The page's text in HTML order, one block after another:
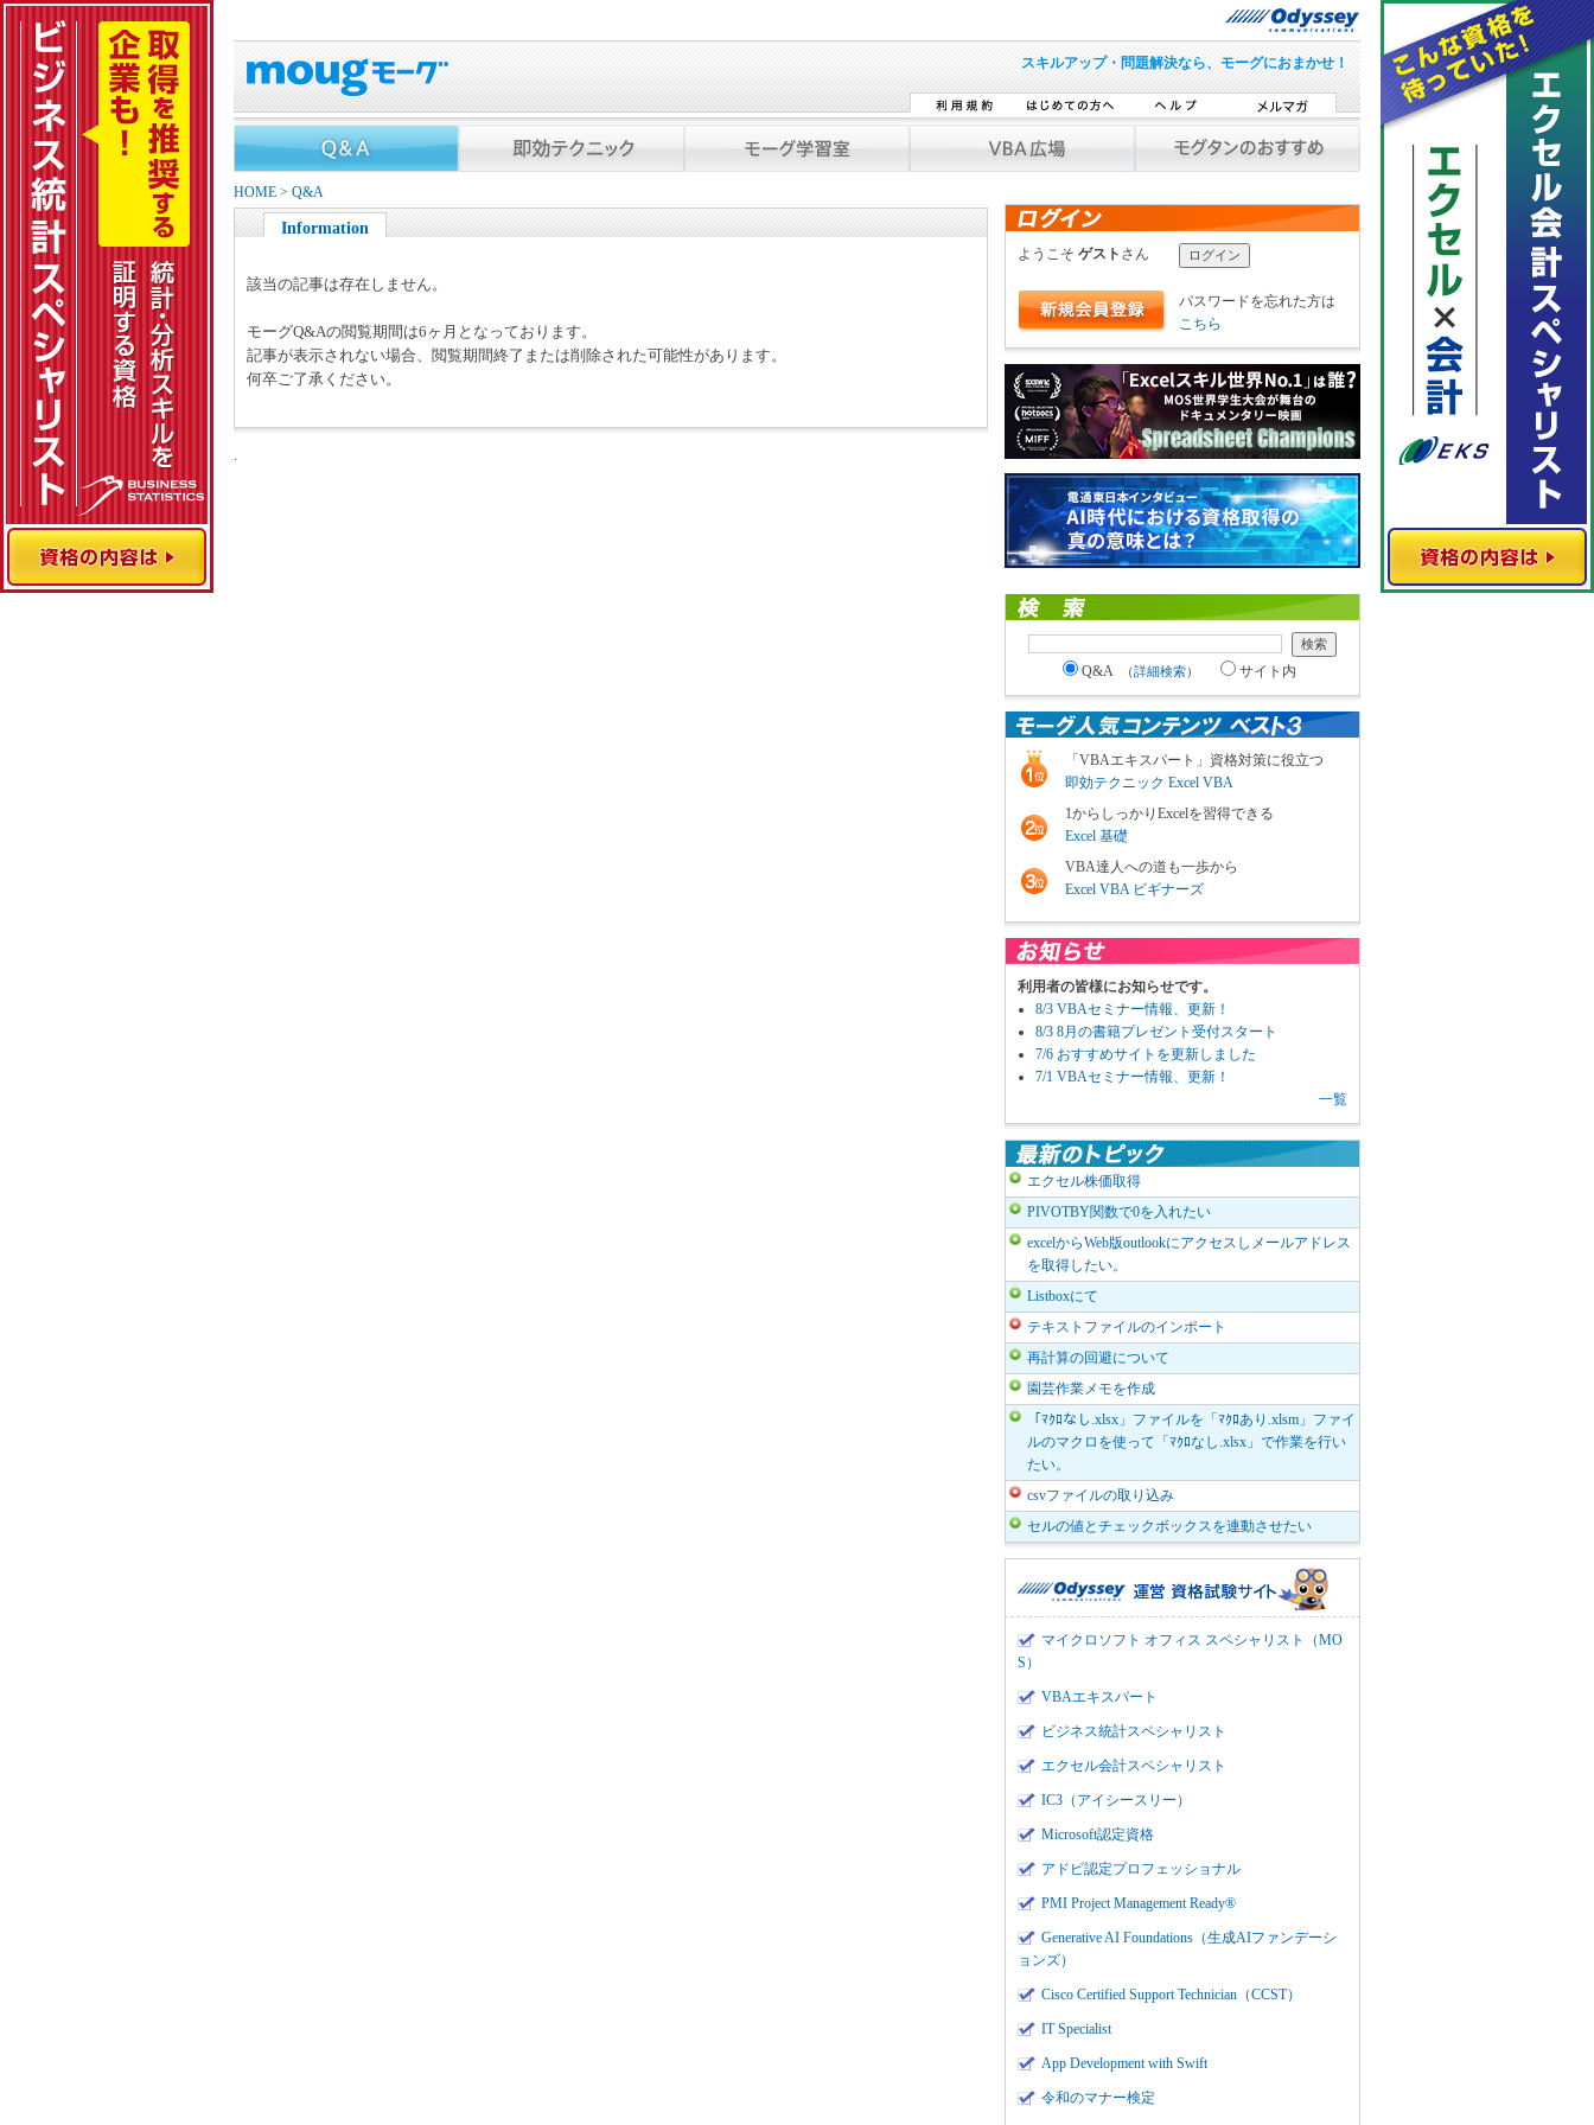
スキルアップ・問題解決なら、モーグにおまかせ！
HOME > Q&A
Information
該当の記事は存在しません。
モーグQ&Aの閲覧期間は6ヶ月となっております。
記事が表示されない場合、閲覧期間終了または削除された可能性があります。
何卒ご了承ください。
ようこそ ゲスト さん
パスワードを忘れた方は
こちら
Q&A （詳細検索） サイト内
「VBAエキスパート」資格対策に役立つ
即効テクニック Excel VBA
1からしっかりExcelを習得できる
Excel 基礎
VBA達人への道も一歩から
Excel VBA ビギナーズ
利用者の皆様にお知らせです。
8/3 VBAセミナー情報、更新！
8/3 8月の書籍プレゼント受付スタート
7/6 おすすめサイトを更新しました
7/1 VBAセミナー情報、更新！
一覧
エクセル株価取得
PIVOTBY関数で0を入れたい
excelからWeb版outlookにアクセスしメールアドレス
を取得したい。
Listboxにて
テキストファイルのインポート
再計算の回避について
園芸作業メモを作成
「ﾏｸﾛなし.xlsx」ファイルを「ﾏｸﾛあり.xlsm」ファイ
ルのマクロを使って「ﾏｸﾛなし.xlsx」で作業を行い
たい。
csvファイルの取り込み
セルの値とチェックボックスを連動させたい
マイクロソフト オフィス スペシャリスト（MO
S）
VBAエキスパート
ビジネス統計スペシャリスト
エクセル会計スペシャリスト
IC3（アイシースリー）
Microsoft認定資格
アドビ認定プロフェッショナル
PMI Project Management Ready®
Generative AI Foundations（生成AIファンデーシ
ョンズ）
Cisco Certified Support Technician（CCST）
IT Specialist
App Development with Swift
令和のマナー検定